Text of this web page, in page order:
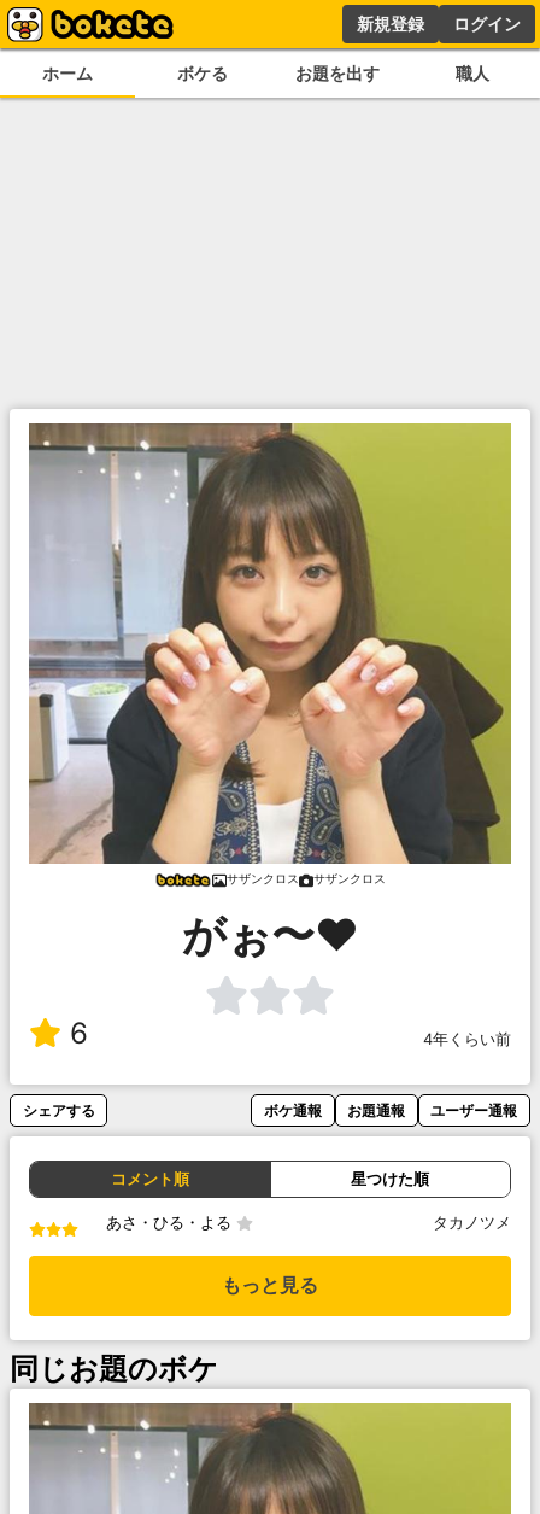
新規登録 ログイン
ホーム ボケる お題を出す 職人
サザンクロス サザンクロス
がぉ〜❤️
6 4年くらい前
シェアする ボケ通報 お題通報 ユーザー通報
コメント順 星つけた順
あさ・ひる・よる タカノツメ
もっと見る
同じお題のボケ